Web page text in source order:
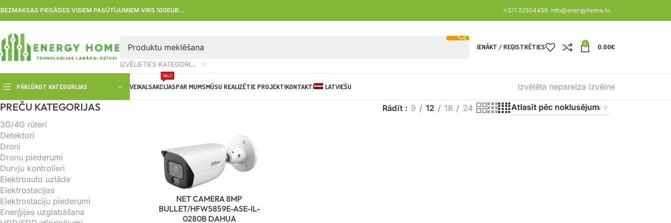
BEZMAKSAS PIEGĀDES VISIEM PASŪTĪJUMIEM VIRS 100EUR… +371 22504459 info@energyhome.lv
IZVĒLIETIES KATEGORIJU
IENĀKT / REĢISTRĒTIES 0 0.00€
PĀRLŪKOT KATEGORIJAS VEIKALSAKCIJAS
SALE
PAR MUMSMŪSU REALIZĒTIE PROJEKTIKONTAKTI LATVIEŠU Izvēlēta nepareiza izvēlne
PREČU KATEGORIJAS
3G/4G rūteri
Detektori
Droni
Dronu piederumi
Durvju kontrolieri
Elektroauto uzlāde
Elektrostacijas
Elektrostaciju piederumi
Enerģijas uzglabāšana
Rādīt 9 12 18 24
NET CAMERA 8MP
BULLET/HFW5859E-ASE-IL-
0280B DAHUA